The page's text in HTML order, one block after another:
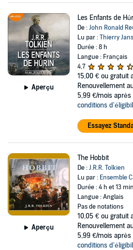
Aperçu
Les Enfants de
De :John Ronald
Lu par :Thierry
Durée : 8 h
Langue : Français
4,7
15,00 € ou gratuit
Renouvellement
5,99 €/mois après
conditions
Essayez
Aperçu
The Hobbit
De :J.R.R. Tolkien
Lu par : Ensemble
Durée : 4 h et 13 min
Langue : Anglais
Pas de notations
10,05 € ou gratuit
Renouvellement
5,99 €/mois après
conditions